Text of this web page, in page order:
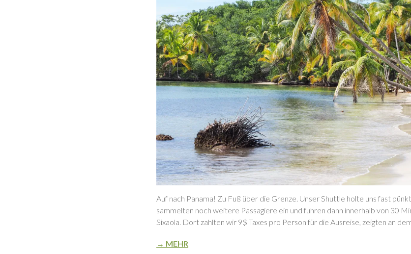
Auf nach Panama! Zu Fuß über die Grenze. Unser Shuttle holte uns fast
sammelten noch weitere Passagiere ein und fuhren dann innerhalb von 30
Sixaola. Dort zahlten wir 9$ Taxes pro Person für die Ausreise, zeigten an
→ MEHR